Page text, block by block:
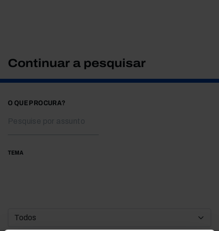
Continuar a pesquisar
O QUE PROCURA?
TEMA